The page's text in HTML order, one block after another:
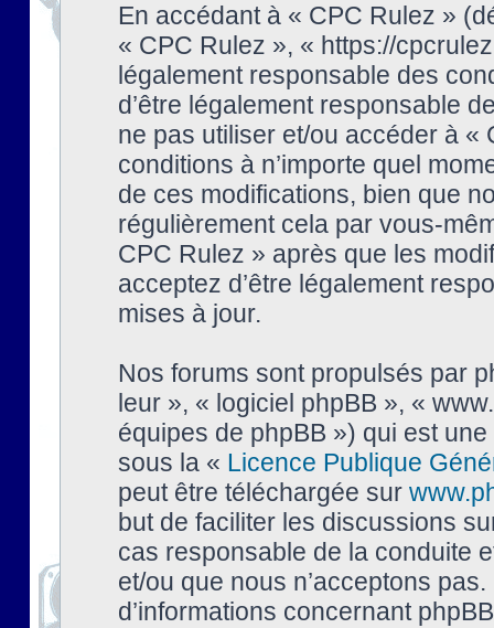
En accédant à « CPC Rulez »
« CPC Rulez », « https://
légalement responsable des
d’être légalement responsable
ne pas utiliser et/ou accéder à
conditions à n’importe quel
de ces modifications, bien que
régulièrement cela par vous-
CPC Rulez » après que les
acceptez d’être légalement
mises à jour.
Nos forums sont propulsés par
leur », « logiciel phpBB », «
équipes de phpBB ») qui est
sous la « Licence Publique
peut être téléchargée sur
but de faciliter les discussions
cas responsable de la conduite
et/ou que nous n’acceptons
d’informations concernant